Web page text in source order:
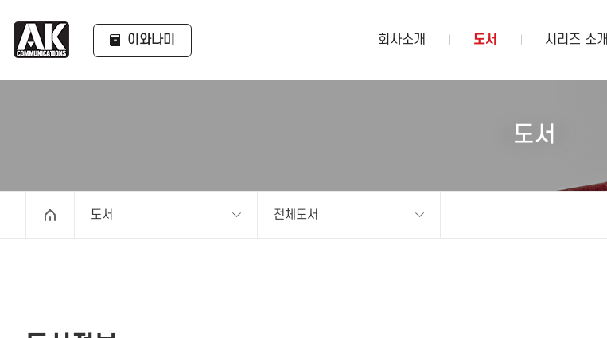
이와나미 회사소개 도서 시리즈 소개
도서
도서 전체도서